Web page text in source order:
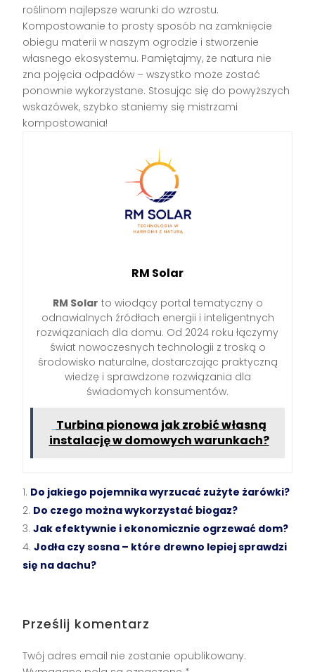
roślinom najlepsze warunki do wzrostu.
Kompostowanie to prosty sposób na zamknięcie
obiegu materii w naszym ogrodzie i stworzenie
własnego ekosystemu. Pamiętajmy, że natura nie
zna pojęcia odpadów – wszystko może zostać
ponownie wykorzystane. Stosując się do powyższych
wskazówek, szybko staniemy się mistrzami
kompostowania!
RM Solar
RM Solar to wiodący portal tematyczny o
odnawialnych źródłach energii i inteligentnych
rozwiązaniach dla domu. Od 2024 roku łączymy
świat nowoczesnych technologii z troską o
środowisko naturalne, dostarczając praktyczną
wiedzę i sprawdzone rozwiązania dla
świadomych konsumentów.
Turbina pionowa jak zrobić własną
instalację w domowych warunkach?
Do jakiego pojemnika wyrzucać zużyte żarówki?
Do czego można wykorzystać biogaz?
Jak efektywnie i ekonomicznie ogrzewać dom?
Jodła czy sosna – które drewno lepiej sprawdzi
się na dachu?
Prześlij komentarz
Twój adres email nie zostanie opublikowany.